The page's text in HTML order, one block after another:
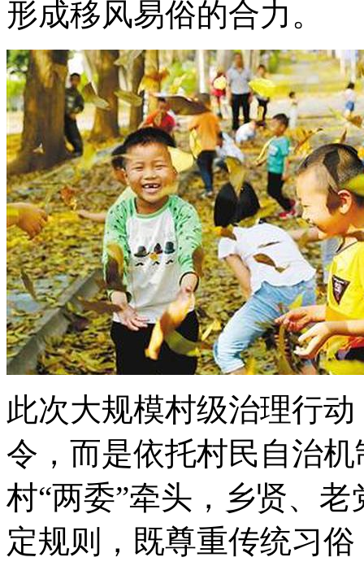
形成移风易俗的合力。
此次大规模村级治理行
令，而是依托村民自治
村“两委”牵头，乡贤、
定规则，既尊重传统习